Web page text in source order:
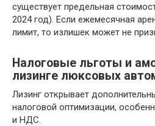
существует предельная
2024 год). Если ежемесячная
лимит, то излишек может не
Налоговые льготы и
лизинге люксовых
Лизинг открывает
налоговой оптимизации,
и НДС.